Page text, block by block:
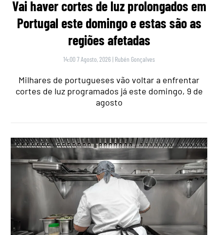
Vai haver cortes de luz prolongados em
Portugal este domingo e estas são as
regiões afetadas
14:00 7 Agosto, 2026 | Rubén Gonçalves
Milhares de portugueses vão voltar a enfrentar
cortes de luz programados já este domingo, 9 de
agosto